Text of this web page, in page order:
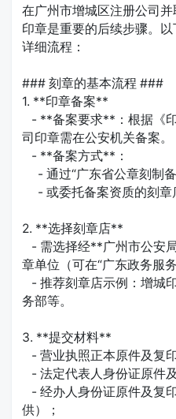
在广州市增城区注册公司
印章是重要的后续步骤。
详细流程：
### 刻章的基本流程 ###
1. **印章备案**
- **备案要求**：根据《
司印章需在公安机关备案。
- **备案方式**：
- 通过“广东省公章刻制
- 或委托备案资质的刻章
2. **选择刻章店**
- 需选择经**广州市公安
章单位（可在“广东政务服
- 推荐刻章店示例：增城
务部等。
3. **提交材料**
- 营业执照正本原件及复
- 法定代表人身份证原件
- 经办人身份证原件及复
供）；